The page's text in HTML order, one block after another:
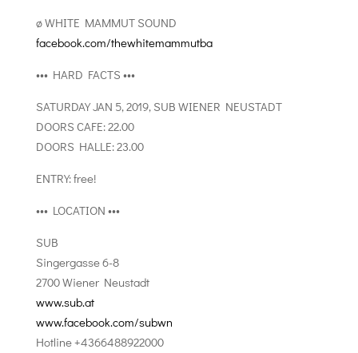
ø WHITE MAMMUT SOUND
facebook.com/thewhitemammutba
••• HARD FACTS •••
SATURDAY JAN 5, 2019, SUB WIENER NEUSTADT
DOORS CAFE: 22.00
DOORS HALLE: 23.00
ENTRY: free!
••• LOCATION •••
SUB
Singergasse 6-8
2700 Wiener Neustadt
www.sub.at
www.facebook.com/subwn
Hotline +4366488922000